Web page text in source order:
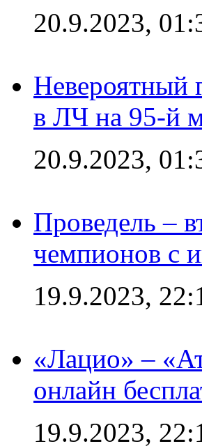
20.9.2023,
Невероятный
в ЛЧ на 95-й
20.9.2023,
Проведель –
чемпионов с
19.9.2023,
«Лацио» –
онлайн
19.9.2023,